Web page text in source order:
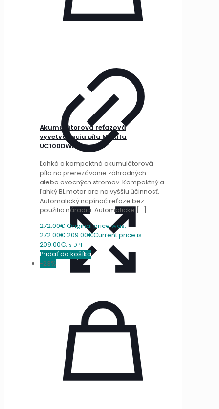
Akumulátorová reťazová
vyvetvovacia píla Makita
UC100DWA01
Ľahká a kompaktná akumulátorová
píla na prerezávanie záhradných
alebo ovocných stromov. Kompaktný a
ľahký BL motor pre najvyššiu účinnosť.
Automatický napínač reťaze bez
použitia náradia. Automatické […]
272.00€Original price was:
272.00€.209.00€Current price is:
209.00€. s DPH
Pridať do košíka
-23%